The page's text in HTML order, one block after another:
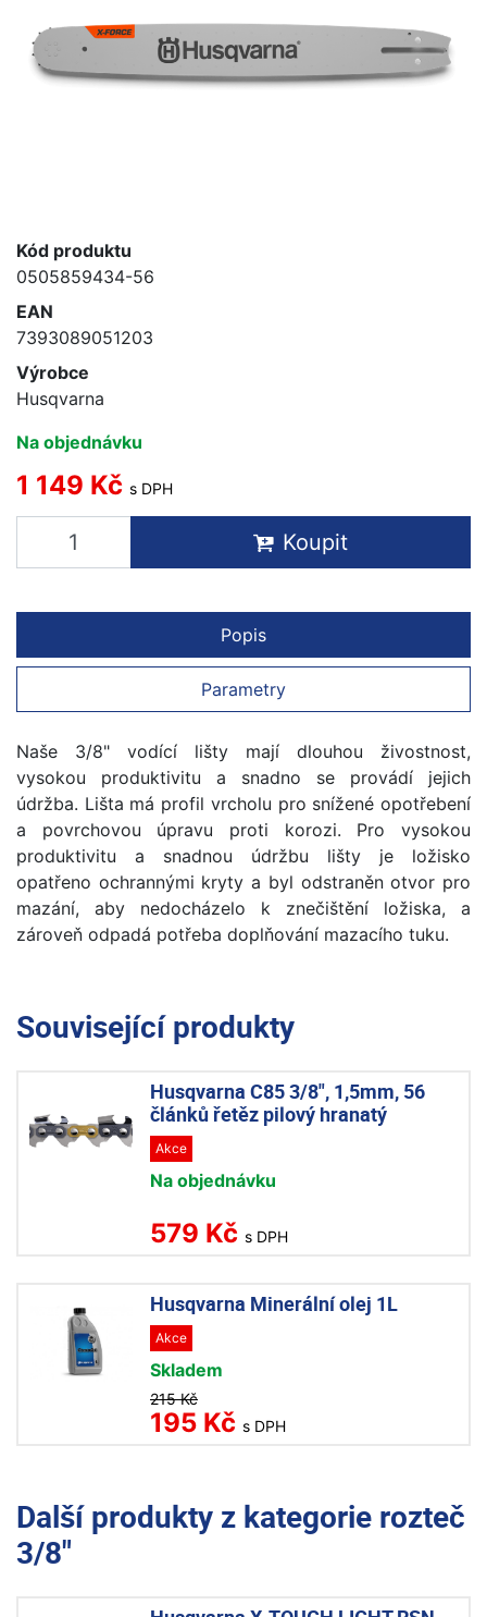
Kód produktu
0505859434-56
EAN
7393089051203
Výrobce
Husqvarna
Na objednávku
1 149 Kč s DPH
Koupit
Popis
Parametry
Naše 3/8" vodící lišty mají dlouhou živostnost,
vysokou produktivitu a snadno se provádí jejich
údržba. Lišta má profil vrcholu pro snížené opotřebení
a povrchovou úpravu proti korozi. Pro vysokou
produktivitu a snadnou údržbu lišty je ložisko
opatřeno ochrannými kryty a byl odstraněn otvor pro
mazání, aby nedocházelo k znečištění ložiska, a
zároveň odpadá potřeba doplňování mazacího tuku.
Související produkty
Husqvarna C85 3/8", 1,5mm, 56
článků řetěz pilový hranatý
Akce
Na objednávku
579 Kč s DPH
Husqvarna Minerální olej 1L
Akce
Skladem
215 Kč
195 Kč s DPH
Další produkty z kategorie rozteč
3/8"